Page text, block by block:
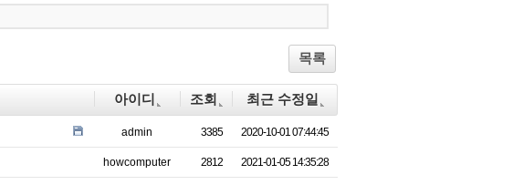
itte ce lici
목록
아이디 조회 최근 수정일
admin 3385 2020-10-01 07:44:45
howcomputer 2812 2021-01-05 14:35:28